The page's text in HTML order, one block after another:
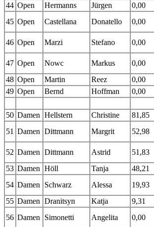
44 Open Hermanns Jürgen
0,00
45 Open Castellana Donatello 0,00
46 Open Marzi Stefano 0,00
47 Open Nowc Markus 0,00
48 Open Martin Reez
0,00
49 Open Bernd Hoffman 0,00
50 Damen Hellstern Christine 81,85
51 Damen Dittmann Margrit 52,98
52 Damen Dittmann Astrid 51,83
53 Damen Höll Tanja
48,21
54 Damen Schwarz Alessa 19,93
55 Damen Dranitsyn Katja
9,31
56 Damen Simonetti Angelita 0,00